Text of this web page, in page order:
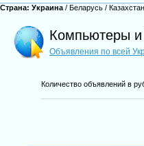
Страна: Украина / Беларусь / Казахстан
Компьютеры и
Объявления по всей
Количество объявлений в